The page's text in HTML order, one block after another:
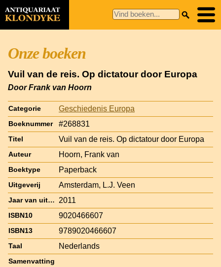
Onze boeken
Vuil van de reis. Op dictatour door Europa
Door Frank van Hoorn
Categorie Geschiedenis Europa
Boeknummer #268831
Titel Vuil van de reis. Op dictatour door Europa
Auteur Hoorn, Frank van
Boektype Paperback
Uitgeverij Amsterdam, L.J. Veen
Jaar van uitgave 2011
ISBN10 9020466607
ISBN13 9789020466607
Taal Nederlands
Samenvatting